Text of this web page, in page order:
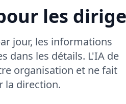
et ils envisagent une action en justice
du PDG
le bloqueur de
les
jour, les informations
dans les détails. L'IA de
organisation et ne fait
la direction.